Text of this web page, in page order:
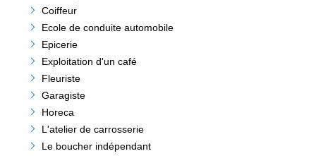
Coiffeur
Ecole de conduite automobile
Epicerie
Exploitation d'un café
Fleuriste
Garagiste
Horeca
L'atelier de carrosserie
Le boucher indépendant